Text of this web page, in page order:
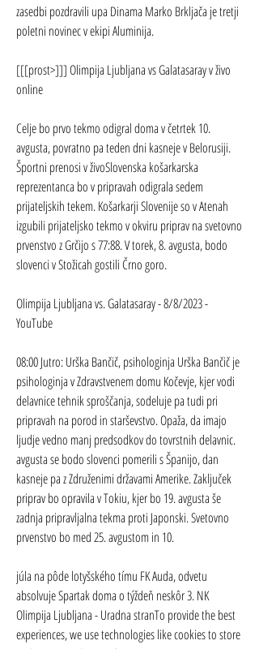
zasedbi pozdravili upa Dinama Marko Brkljača je tretji
poletni novinec v ekipi Aluminija.
[[[prost>]]] Olimpija Ljubljana vs Galatasaray v živo
online
Celje bo prvo tekmo odigral doma v četrtek 10.
avgusta, povratno pa teden dni kasneje v Belorusiji.
Športni prenosi v živoSlovenska košarkarska
reprezentanca bo v pripravah odigrala sedem
prijateljskih tekem. Košarkarji Slovenije so v Atenah
izgubili prijateljsko tekmo v okviru priprav na svetovno
prvenstvo z Grčijo s 77:88. V torek, 8. avgusta, bodo
slovenci v Stožicah gostili Črno goro.
Olimpija Ljubljana vs. Galatasaray - 8/8/2023 -
YouTube
08:00 Jutro: Urška Bančič, psihologinja Urška Bančič je
psihologinja v Zdravstvenem domu Kočevje, kjer vodi
delavnice tehnik sproščanja, sodeluje pa tudi pri
pripravah na porod in starševstvo. Opaža, da imajo
ljudje vedno manj predsodkov do tovrstnih delavnic.
avgusta se bodo slovenci pomerili s Španijo, dan
kasneje pa z Združenimi državami Amerike. Zaključek
priprav bo opravila v Tokiu, kjer bo 19. avgusta še
zadnja pripravljalna tekma proti Japonski. Svetovno
prvenstvo bo med 25. avgustom in 10.
júla na pôde lotyšského tímu FK Auda, odvetu
absolvuje Spartak doma o týždeň neskôr 3. NK
Olimpija Ljubljana - Uradna stranTo provide the best
experiences, we use technologies like cookies to store